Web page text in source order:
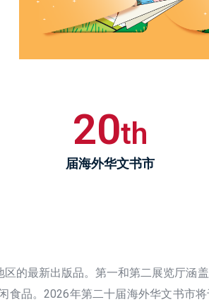
20th
届海外华文书市
的最新出版品。第一和第二展览厅涵
品。2026年第二十届海外华文书市